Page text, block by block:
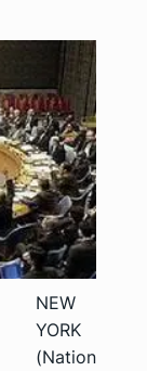
NEW
YORK
(Nation